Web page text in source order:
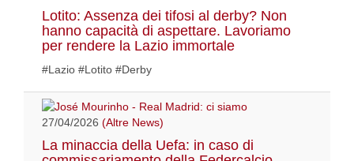
Lotito: Assenza dei tifosi al derby? Non
hanno capacità di aspettare. Lavoriamo
per rendere la Lazio immortale
#Lazio #Lotito #Derby
27/04/2026 (Altre News)
La minaccia della Uefa: in caso di